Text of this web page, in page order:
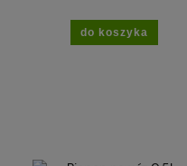
do koszyka